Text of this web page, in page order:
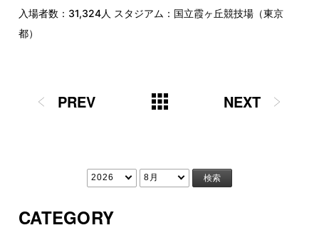
入場者数：31,324人 スタジアム：国立霞ヶ丘競技場（東京
都）
PREV NEXT
CATEGORY